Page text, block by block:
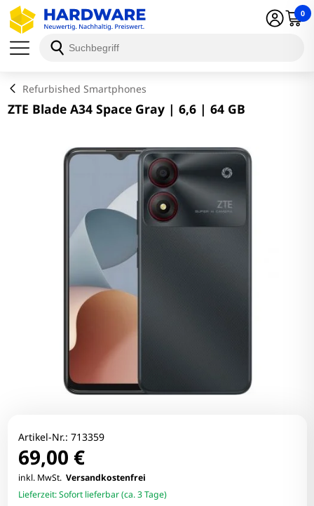
0
Refurbished Smartphones
ZTE Blade A34 Space Gray | 6,6 | 64 GB
Artikel-Nr.: 713359
69,00 €
inkl. MwSt. Versandkostenfrei
Lieferzeit:Sofort lieferbar (ca. 3 Tage)
Schließen